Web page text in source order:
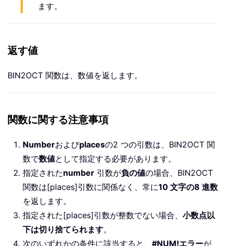
ます。
返す値
BIN2OCT 関数は、数値を返します。
関数に関する注意事項
Numberおよびplacesの2 つの引数は、BIN2OCT 関
数で数値として指定する必要があります。
指定されたnumber 引数が負の値の場合、BIN2OCT
関数は[places]引数に関係なく、常に10 文字の8 進数
を返します。
指定された[places]引数が整数でない場合、 小数点以
下は切り捨てられます。
次のいずれかの条件に該当すると、 #NUM!エラーが